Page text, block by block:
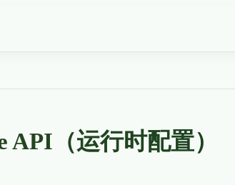
API（运行时配置）